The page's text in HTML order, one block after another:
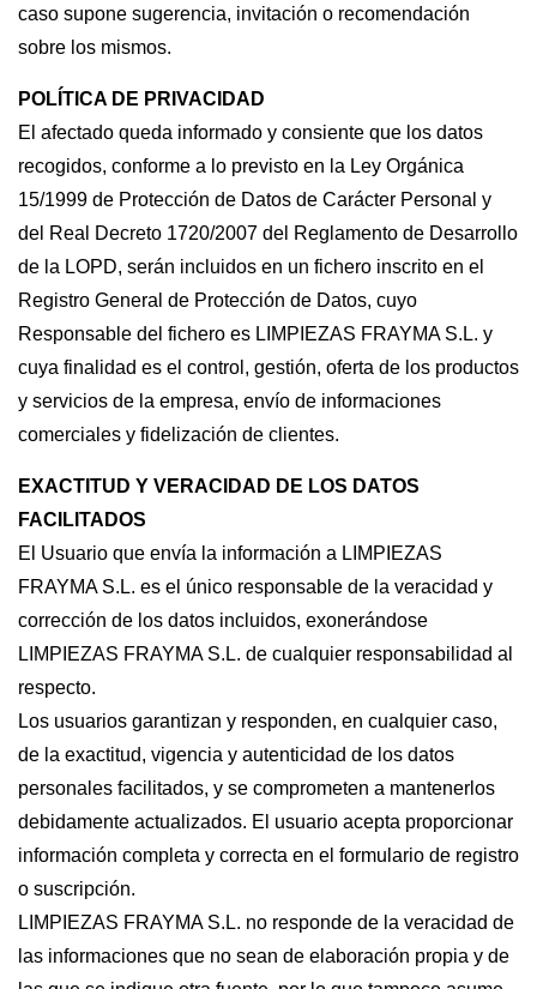
caso supone sugerencia, invitación o recomendación
sobre los mismos.
POLÍTICA DE PRIVACIDAD
El afectado queda informado y consiente que los datos
recogidos, conforme a lo previsto en la Ley Orgánica
15/1999 de Protección de Datos de Carácter Personal y
del Real Decreto 1720/2007 del Reglamento de Desarrollo
de la LOPD, serán incluidos en un fichero inscrito en el
Registro General de Protección de Datos, cuyo
Responsable del fichero es LIMPIEZAS FRAYMA S.L. y
cuya finalidad es el control, gestión, oferta de los productos
y servicios de la empresa, envío de informaciones
comerciales y fidelización de clientes.
EXACTITUD Y VERACIDAD DE LOS DATOS
FACILITADOS
El Usuario que envía la información a LIMPIEZAS
FRAYMA S.L. es el único responsable de la veracidad y
corrección de los datos incluidos, exonerándose
LIMPIEZAS FRAYMA S.L. de cualquier responsabilidad al
respecto.
Los usuarios garantizan y responden, en cualquier caso,
de la exactitud, vigencia y autenticidad de los datos
personales facilitados, y se comprometen a mantenerlos
debidamente actualizados. El usuario acepta proporcionar
información completa y correcta en el formulario de registro
o suscripción.
LIMPIEZAS FRAYMA S.L. no responde de la veracidad de
las informaciones que no sean de elaboración propia y de